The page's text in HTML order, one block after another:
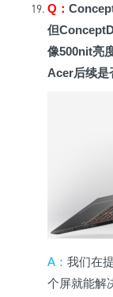
Q ：
但
像500nit亮
Acer后续是
A ： 我们在
个屏就能解